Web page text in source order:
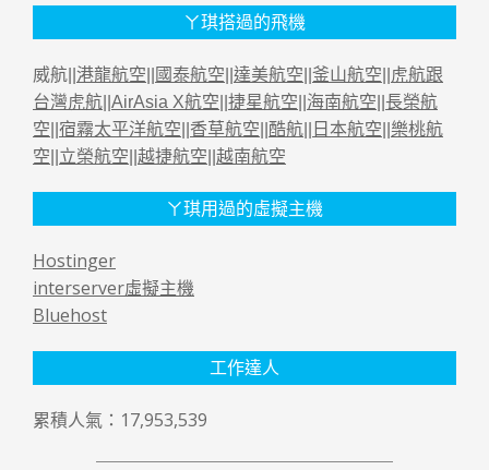
ㄚ琪搭過的飛機
威航|| 港龍航空 國泰航空 達美航空 釜山航空
虎航跟
台灣虎航 AirAsia X航空 捷星航空 海南航空 長榮航
空 宿霧太平洋航空 香草航空 酷航 日本航空 樂桃航
空 立榮航空 越捷航空 越南航空
ㄚ琪用過的虛擬主機
Hostinger
interserver虛擬主機
Bluehost
工作達人
累積人氣：17,953,539